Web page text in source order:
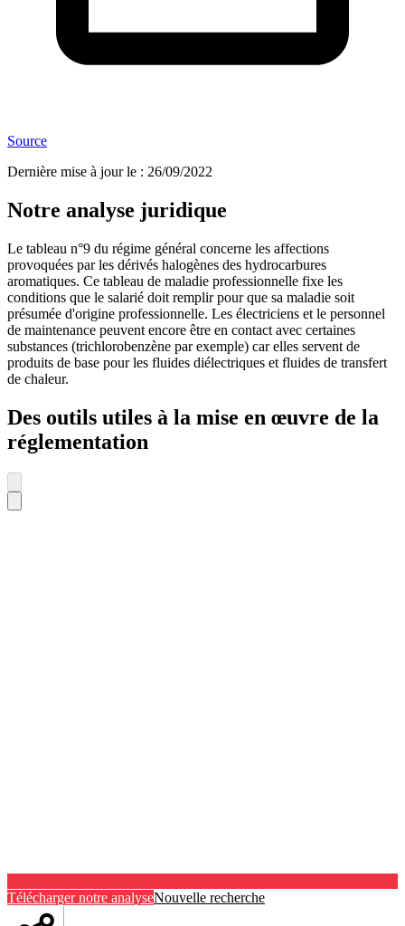
Source
Dernière mise à jour le : 26/09/2022
Notre analyse juridique
Le tableau n°9 du régime général concerne les affections
provoquées par les dérivés halogènes des hydrocarbures
aromatiques. Ce tableau de maladie professionnelle fixe les
conditions que le salarié doit remplir pour que sa maladie soit
présumée d'origine professionnelle. Les électriciens et le personnel
de maintenance peuvent encore être en contact avec certaines
substances (trichlorobenzène par exemple) car elles servent de
produits de base pour les fluides diélectriques et fluides de transfert
de chaleur.
Des outils utiles à la mise en œuvre de la
réglementation
Télécharger notre analyseNouvelle recherche